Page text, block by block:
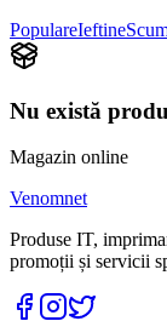
PopulareIeftine
Nu există
Magazin online
Venomnet
Produse IT,
promoții și servicii